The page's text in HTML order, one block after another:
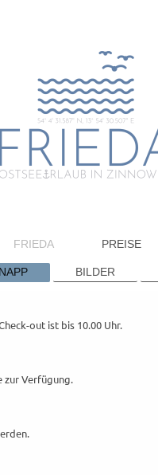
FRIEDA PREISE
BILDER
out ist bis 10.00 Uhr.
zur Verfügung.